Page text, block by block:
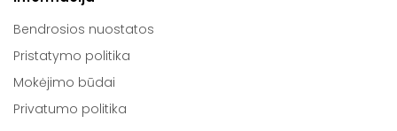
Bendrosios nuostatos
Pristatymo politika
Mokėjimo būdai
Privatumo politika